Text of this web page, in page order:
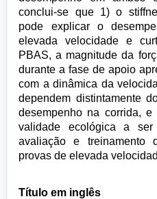
conclui-se que 1) o
pode explicar o
elevada velocidade e
PBAS, a magnitude da
durante a fase de apoio
com a dinâmica da
dependem distintamente
desempenho na corrida,
validade ecológica a
avaliação e treinamento
provas de elevada
Título em inglês